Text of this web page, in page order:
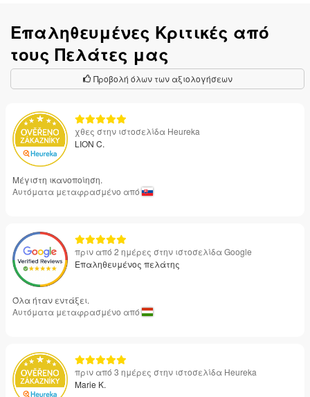
Επαληθευμένες Κριτικές από
τους Πελάτες μας
Προβολή όλων των αξιολογήσεων
χθες στην ιστοσελίδα Heureka
LION C.
Μέγιστη ικανοποίηση.
Αυτόματα μεταφρασμένο από
πριν από 2 ημέρες στην ιστοσελίδα Google
Επαληθευμένος πελάτης
Όλα ήταν εντάξει.
Αυτόματα μεταφρασμένο από
πριν από 3 ημέρες στην ιστοσελίδα Heureka
Marie K.